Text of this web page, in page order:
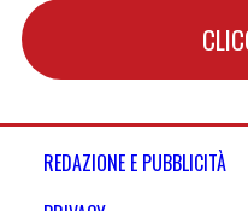
REDAZIONE E PUBBLICITÀ